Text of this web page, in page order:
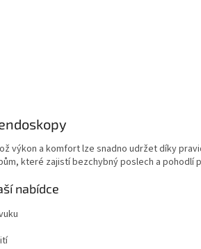
d
a
výkon a komfort lze snadno udržet díky
které zajistí bezchybný poslech a pohodlí
nabídce